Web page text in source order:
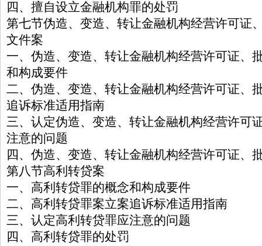
四、擅自设立金融机构罪的处罚
第七节伪造、变造、转让金融机构经营许可证
文件案
一、伪造、变造、转让金融机构经营许可证、
和构成要件
二、伪造、变造、转让金融机构经营许可证、
追诉标准适用指南
三、认定伪造、变造、转让金融机构经营许可
注意的问题
四、伪造、变造、转让金融机构经营许可证、
第八节高利转贷案
一、高利转贷罪的概念和构成要件
二、高利转贷罪案立案追诉标准适用指南
三、认定高利转贷罪应注意的问题
四、高利转贷罪的处罚